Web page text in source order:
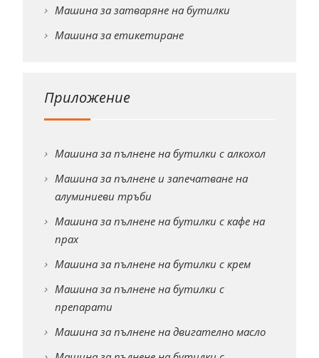
Машина за затваряне на бутилки
Машина за етикетиране
Приложение
Машина за пълнене на бутилки с алкохол
Машина за пълнене и запечатване на
алуминиеви тръби
Машина за пълнене на бутилки с кафе на
прах
Машина за пълнене на бутилки с крем
Машина за пълнене на бутилки с
препарати
Машина за пълнене на двигателно масло